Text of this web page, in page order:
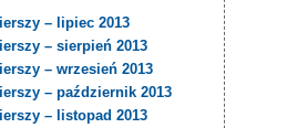
– lipiec 2013
– sierpień 2013
– wrzesień 2013
– październik 2013
– listopad 2013